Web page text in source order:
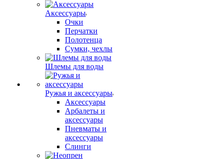
Аксессуары
Очки
Перчатки
Полотенца
Сумки, чехлы
Шлемы для воды
Ружья и аксессуары
Аксессуары
Арбалеты и
аксессуары
Пневматы и
аксессуары
Слинги